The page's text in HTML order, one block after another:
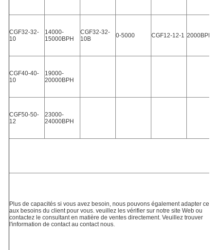
CGF32-32-
10
14000-
15000BPH
CGF32-32-
10B
0-5000 CGF12-12-1 2000BPH
CGF40-40-
10
19000-
20000BPH
CGF50-50-
12
23000-
24000BPH
Plus de capacités si vous avez besoin, nous pouvons également adapter cela
aux besoins du client pour vous. veuillez les vérifier sur notre site Web ou
contactez le consultant en matière de ventes directement. Veuillez trouver
l'information de contact au contact nous.